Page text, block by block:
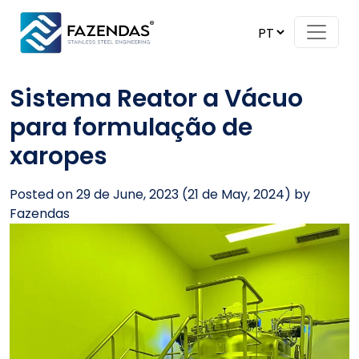
Skip to content
Main Navigation
Sistema Reator a Vácuo
para formulação de
xaropes
Posted on29 de June, 2023 (21 de May, 2024) by
Fazendas